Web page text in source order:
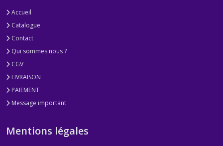
Accueil
Catalogue
Contact
Qui sommes nous ?
CGV
LIVRAISON
PAIEMENT
Message important
Mentions légales